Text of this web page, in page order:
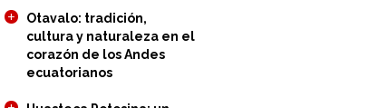
Otavalo: tradición,
cultura y naturaleza en el
corazón de los Andes
ecuatorianos